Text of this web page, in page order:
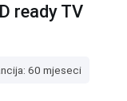
ready TV
60 mjeseci